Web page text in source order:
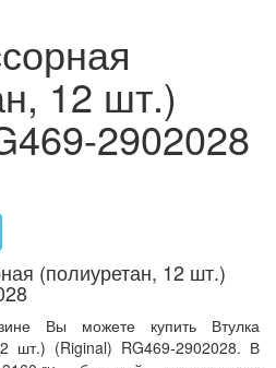
12 шт.)
2902028
(полиуретан, 12 шт.)
Вы можете купить Втулка
шт.) (Riginal) RG469-2902028. В